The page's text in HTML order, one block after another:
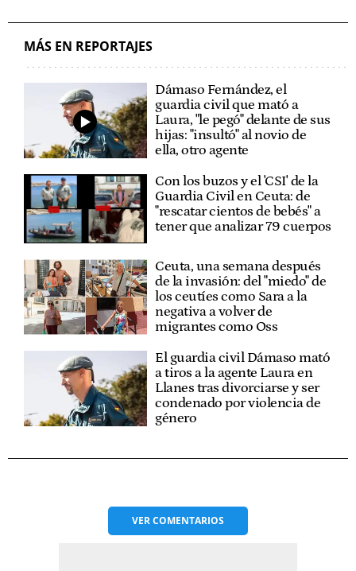
MÁS EN REPORTAJES
Dámaso Fernández, el
guardia civil que mató a
Laura, "le pegó" delante de sus
hijas: "insultó" al novio de
ella, otro agente
Con los buzos y el 'CSI' de la
Guardia Civil en Ceuta: de
"rescatar cientos de bebés" a
tener que analizar 79 cuerpos
Ceuta, una semana después
de la invasión: del "miedo" de
los ceutíes como Sara a la
negativa a volver de
migrantes como Oss
El guardia civil Dámaso mató
a tiros a la agente Laura en
Llanes tras divorciarse y ser
condenado por violencia de
género
VERCOMENTARIOS